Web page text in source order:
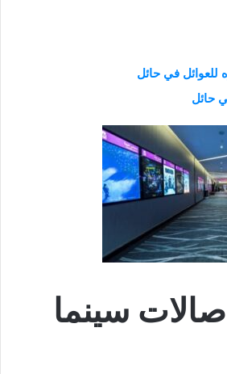
أفضل 4 صالات سينما